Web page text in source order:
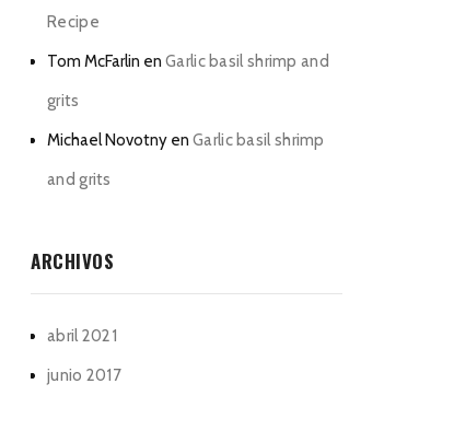
Recipe
Tom McFarlin en Garlic basil shrimp and
grits
Michael Novotny en Garlic basil shrimp
and grits
ARCHIVOS
abril 2021
junio 2017